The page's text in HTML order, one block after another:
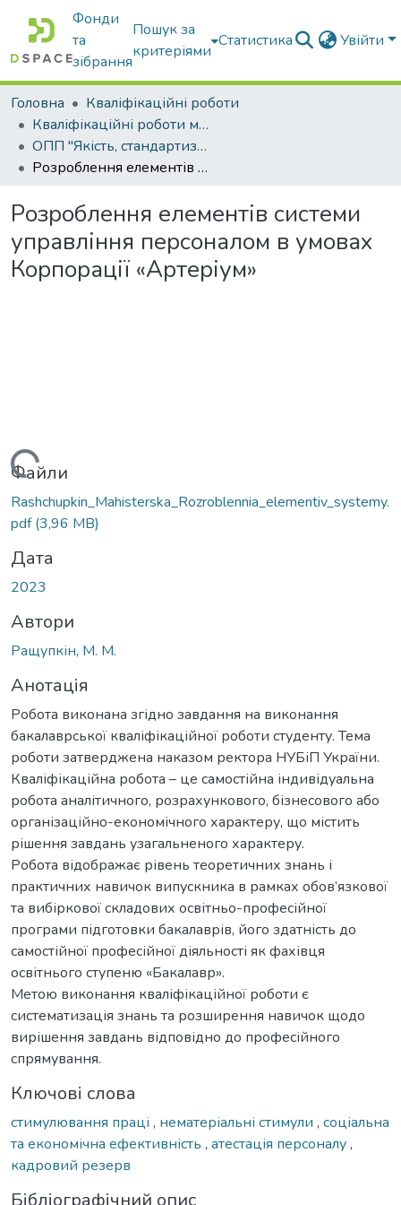
Фонди
та
зібрання
Пошук за
критеріями
Статистика Увійти
Головна
Кваліфікаційні роботи
Кваліфікаційні роботи магістрів
ОПП "Якість, стандартизація та сертифікація"
Розроблення елементів системи управління персоналом в умовах Корпорації «Артеріум»
Розроблення елементів системи
управління персоналом в умовах
Корпорації «Артеріум»
Вантажиться...
Файли
Rashchupkin_Mahisterska_Rozroblennia_elementiv_systemy.
pdf(3,96 MB)
Дата
2023
Автори
Ращупкін, М. М.
Анотація
Робота виконана згідно завдання на виконання
бакалаврської кваліфікаційної роботи студенту. Тема
роботи затверджена наказом ректора НУБіП України.
Кваліфікаційна робота – це самостійна індивідуальна
робота аналітичного, розрахункового, бізнесового або
організаційно-економічного характеру, що містить
рішення завдань узагальненого характеру.
Робота відображає рівень теоретичних знань і
практичних навичок випускника в рамках обов’язкової
та вибіркової складових освітньо-професійної
програми підготовки бакалаврів, його здатність до
самостійної професійної діяльності як фахівця
освітнього ступеню «Бакалавр».
Метою виконання кваліфікаційної роботи є
систематизація знань та розширення навичок щодо
вирішення завдань відповідно до професійного
спрямування.
Ключові слова
стимулювання праці , нематеріальні стимули , соціальна
та економічна ефективність , атестація персоналу,
кадровий резерв
Бібліографічний опис